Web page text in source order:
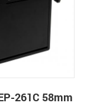
261C 58mm